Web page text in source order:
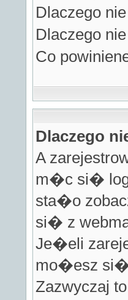
Dlaczego
Dlaczego
Co
Dlaczego
A
m�c si�
sta�o
si� z
Je�eli
mo�esz
Zazwyczaj